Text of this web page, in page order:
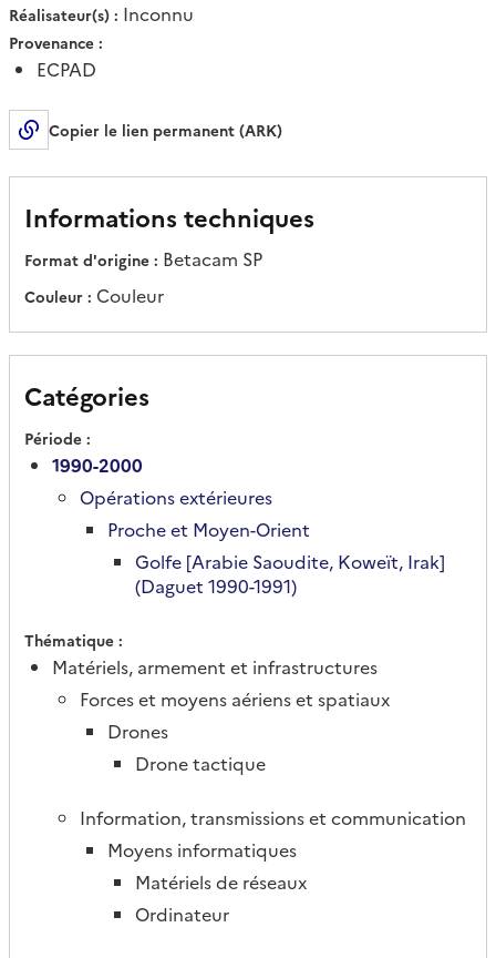
Réalisateur(s) Inconnu
Provenance
ECPAD
Copier le lien permanent (ARK)
Informations techniques
Format d'origine Betacam SP
Couleur Couleur
Catégories
Période
1990-2000
Opérations extérieures
Proche et Moyen-Orient
Golfe [Arabie Saoudite, Koweït, Irak]
(Daguet 1990-1991)
Thématique
Matériels, armement et infrastructures
Forces et moyens aériens et spatiaux
Drones
Drone tactique
Information, transmissions et communication
Moyens informatiques
Matériels de réseaux
Ordinateur